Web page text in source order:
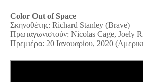
Color Out of Space
Σκηνοθέτης: Richard Stanley (Brave)
Πρωταγωνιστούν: Nicolas Cage, Joely
Πρεμιέρα: 20 Ιανουαρίου, 2020